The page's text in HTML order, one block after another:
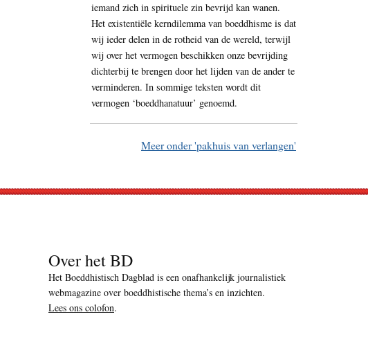
iemand zich in spirituele zin bevrijd kan wanen.
Het existentiële kerndilemma van boeddhisme is dat
wij ieder delen in de rotheid van de wereld, terwijl
wij over het vermogen beschikken onze bevrijding
dichterbij te brengen door het lijden van de ander te
verminderen. In sommige teksten wordt dit
vermogen ‘boeddhanatuur’ genoemd.
Meer onder 'pakhuis van verlangen'
Over het BD
Het Boeddhistisch Dagblad is een onafhankelijk journalistiek
webmagazine over boeddhistische thema’s en inzichten.
Lees ons colofon.